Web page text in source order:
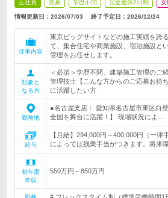
正社員 急募 学歴不問 完全週休2日制 女
情報更新日：2026/07/03 終了予定日： 2026/12/24
仕事内容
東京ビッグサイトなどの施工実績を誇
て、集合住宅や商業施設、宿泊施設と
管理をお任せします。
対象と
なる方
＜必須＞学歴不問、建築施工管理のご
管理技士【こんな方からのご応募お待
に活躍したい方
勤務地
●名古屋支店： 愛知県名古屋市東区白
全国を舞台に活躍！】 現場状況によ…
給与
【月給】294,000円～400,000円（一
によっては残業手当がつきます。将来
初年度
年収
550万円～850万円